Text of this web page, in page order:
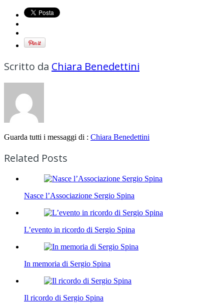
Scritto da Chiara Benedettini
Guarda tutti i messaggi di : Chiara Benedettini
Related Posts
Nasce l’Associazione Sergio Spina
L’evento in ricordo di Sergio Spina
In memoria di Sergio Spina
Il ricordo di Sergio Spina